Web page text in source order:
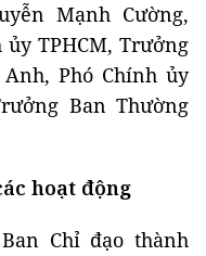
Mạnh Cường,
TPHCM, Trưởng
Phó Chính ủy
Ban Thường
hoạt động
Chỉ đạo thành